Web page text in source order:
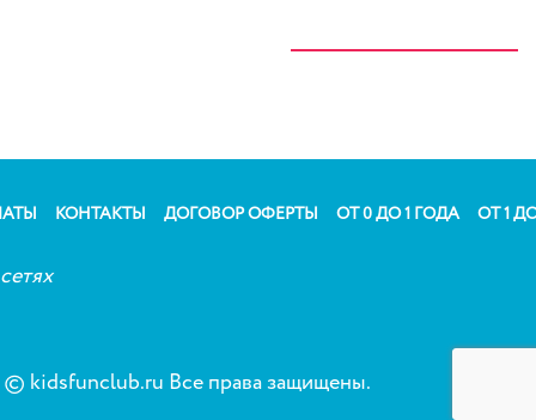
КОНТАКТЫ ДОГОВОР ОФЕРТЫ ОТ 0 ДО 1 ГОДА ОТ 1
© kidsfunclub.ru Все права защищены.